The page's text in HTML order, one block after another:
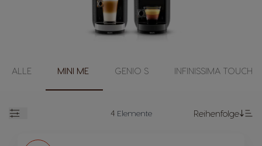
ALLE MINI ME GENIO S INFINISSIMA TOUCH
4Elemente
Reihenfolge